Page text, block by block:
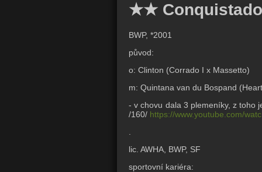
★★
BWP, *2001
původ:
o: Clinton (Corrado I x Massetto)
m: Quintana van du Bospand
- v chovu dala 3 plemeníky, z toho
/160/ https://www.youtube.com/
lic. AWHA, BWP, SF
sportovní kariéra: